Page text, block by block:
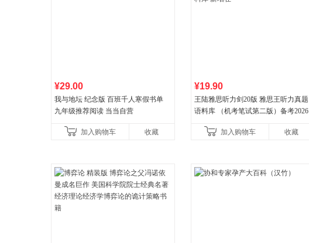
¥29.00
我与地坛 纪念版 百班千人寒假书单
九年级推荐阅读 当当自营
加入购物车 收藏
¥19.90
王陆雅思听力剑20版 雅思王听力真题
语料库 （机考笔试第二版）备考2026
新增在
加入购物车 收藏